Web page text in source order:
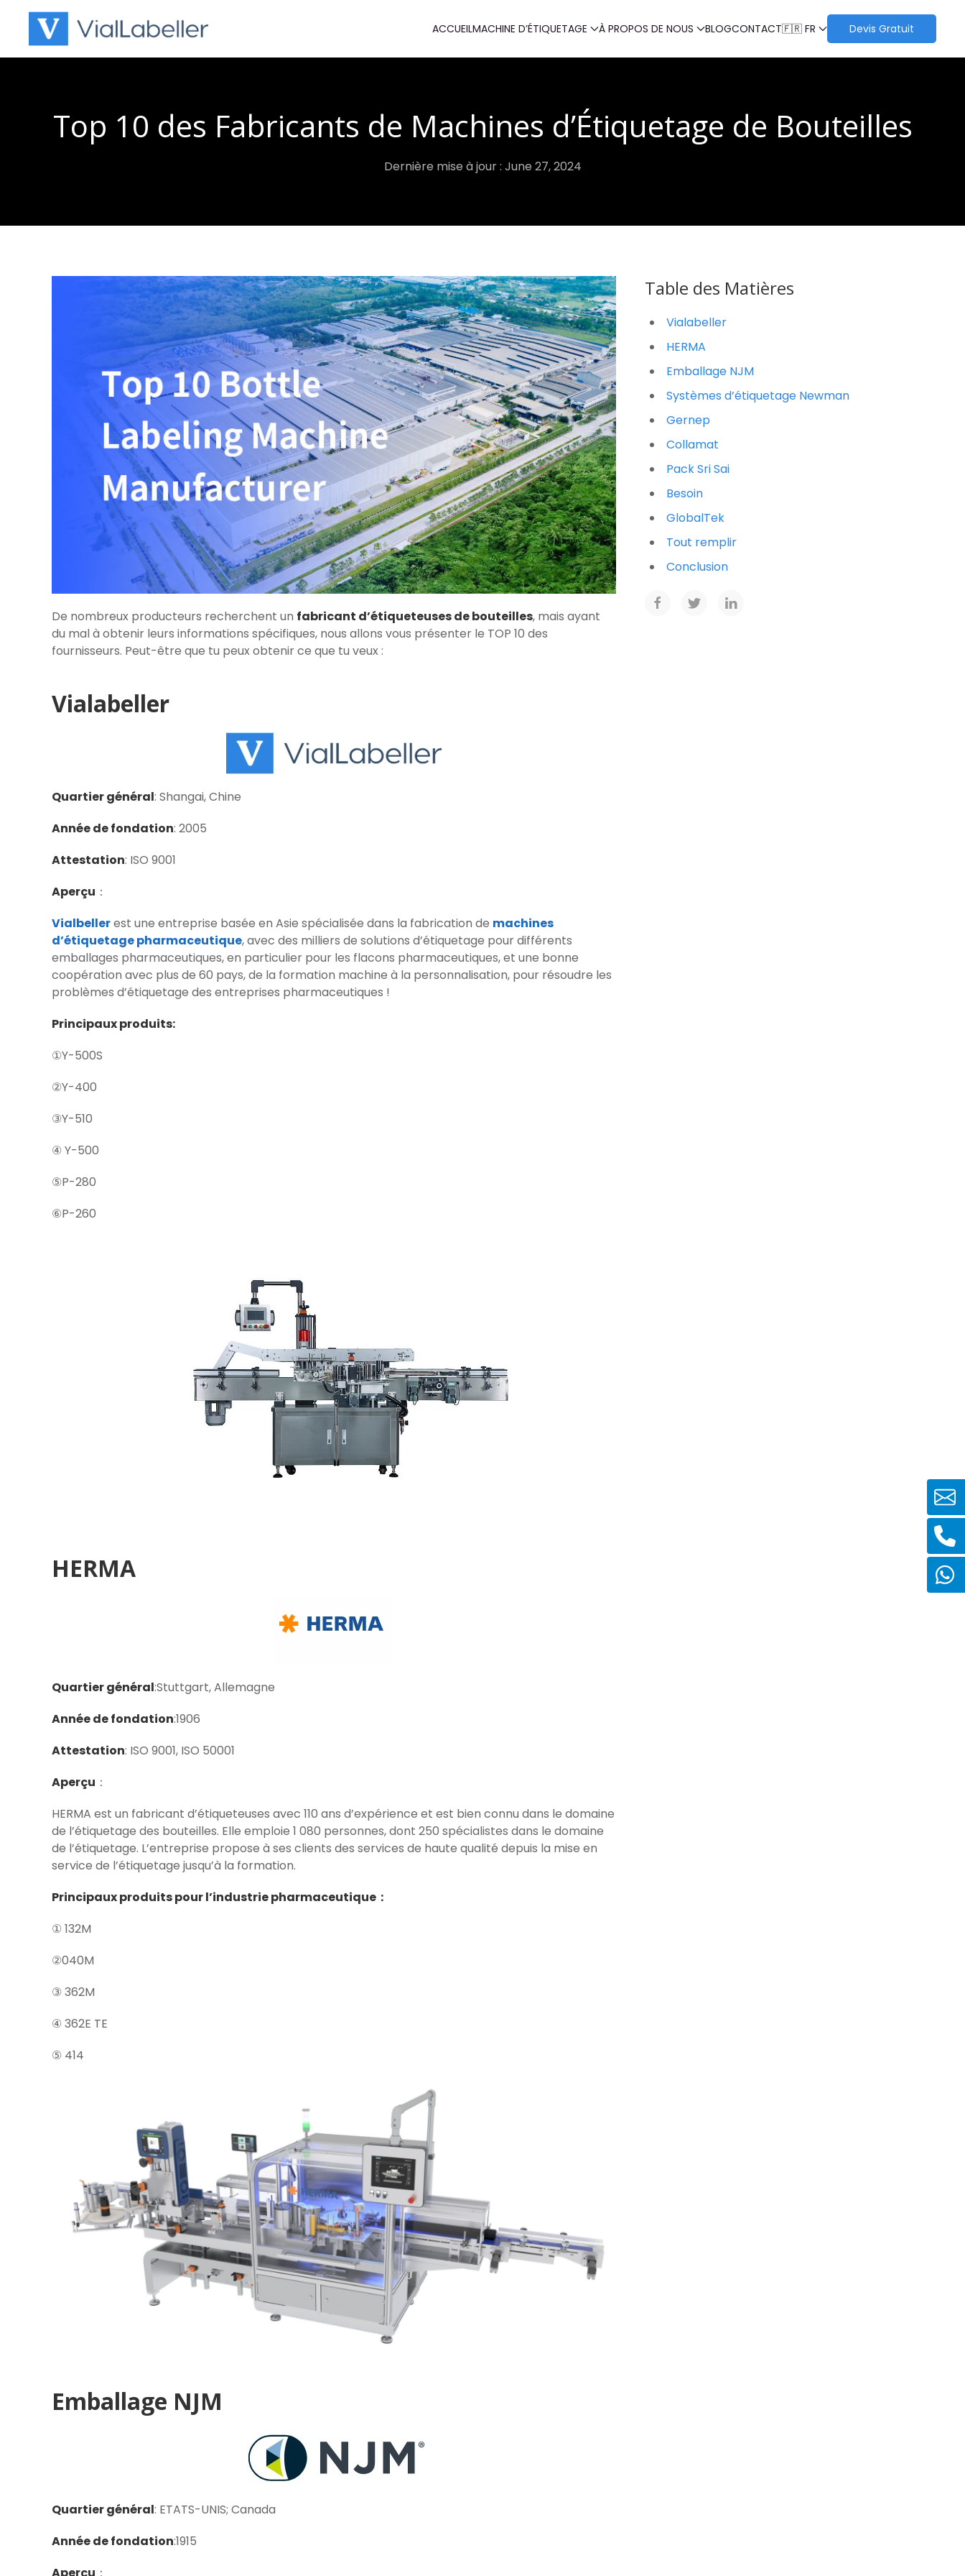
content
ACCUEILMACHINE D’ÉTIQUETAGE À PROPOS DE NOUS BLOGCONTACT🇫🇷 FR Devis Gratuit
Top 10 des Fabricants de Machines d’Étiquetage de Bouteilles
Dernière mise à jour : June 27, 2024
De nombreux producteurs recherchent un fabricant d’étiqueteuses de bouteilles, mais ayant
du mal à obtenir leurs informations spécifiques, nous allons vous présenter le TOP 10 des
fournisseurs. Peut-être que tu peux obtenir ce que tu veux :
Vialabeller
Quartier général: Shangai, Chine
Année de fondation: 2005
Attestation: ISO 9001
Aperçu ：
Vialbellerest une entreprise basée en Asie spécialisée dans la fabrication de machines
d’étiquetage pharmaceutique, avec des milliers de solutions d’étiquetage pour différents
emballages pharmaceutiques, en particulier pour les flacons pharmaceutiques, et une bonne
coopération avec plus de 60 pays, de la formation machine à la personnalisation, pour résoudre les
problèmes d’étiquetage des entreprises pharmaceutiques !
Principaux produits:
①Y-500S
②Y-400
③Y-510
④ Y-500
⑤P-280
⑥P-260
HERMA
Quartier général:Stuttgart, Allemagne
Année de fondation:1906
Attestation: ISO 9001, ISO 50001
Aperçu ：
HERMA est un fabricant d’étiqueteuses avec 110 ans d’expérience et est bien connu dans le domaine
de l’étiquetage des bouteilles. Elle emploie 1 080 personnes, dont 250 spécialistes dans le domaine
de l’étiquetage. L’entreprise propose à ses clients des services de haute qualité depuis la mise en
service de l’étiquetage jusqu’à la formation.
Principaux produits pour l’industrie pharmaceutique：
① 132M
②040M
③ 362M
④ 362E TE
⑤ 414
Emballage NJM
Quartier général: ETATS-UNIS; Canada
Année de fondation:1915
Table des Matières
Vialabeller
HERMA
Emballage NJM
Systèmes d’étiquetage Newman
Gernep
Collamat
Pack Sri Sai
Besoin
GlobalTek
Tout remplir
Conclusion